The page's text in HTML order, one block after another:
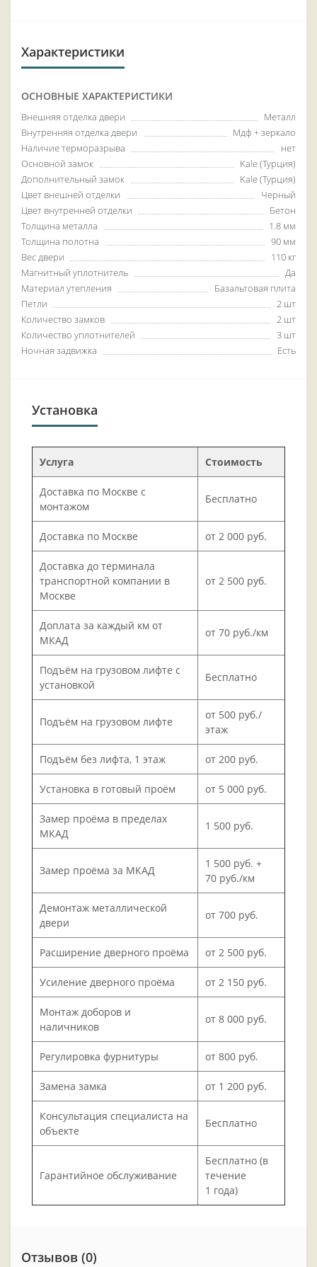
Характеристики
ОСНОВНЫЕ ХАРАКТЕРИСТИКИ
Внешняя отделка двери
Металл
Внутренняя отделка двери
Мдф + зеркало
Наличие терморазрыва
нет
Основной замок
Kale (Турция)
Дополнительный замок
Kale (Турция)
Цвет внешней отделки
Черный
Цвет внутренней отделки
Бетон
Толщина металла
1.8 мм
Толщина полотна
90 мм
Вес двери
110 кг
Магнитный уплотнитель
Да
Материал утепления
Базальтовая плита
Петли
2 шт
Количество замков
2 шт
Количество уплотнителей
3 шт
Ночная задвижка
Есть
Установка
Услуга Стоимость
Доставка по Москве с
монтажом
Бесплатно
Доставка по Москве от 2 000 руб.
Доставка до терминала
транспортной компании в
Москве
от 2 500 руб.
Доплата за каждый км от
МКАД
от 70 руб./км
Подъём на грузовом лифте с
установкой
Бесплатно
Подъём на грузовом лифте
от 500 руб./
этаж
Подъём без лифта, 1 этаж от 200 руб.
Установка в готовый проём от 5 000 руб.
Замер проёма в пределах
МКАД
1 500 руб.
Замер проёма за МКАД
1 500 руб. +
70 руб./км
Демонтаж металлической
двери
от 700 руб.
Расширение дверного проёма от 2 500 руб.
Усиление дверного проёма от 2 150 руб.
Монтаж доборов и
наличников
от 8 000 руб.
Регулировка фурнитуры от 800 руб.
Замена замка от 1 200 руб.
Консультация специалиста на
объекте
Бесплатно
Гарантийное обслуживание
Бесплатно (в
течение
1 года)
Отзывов (0)